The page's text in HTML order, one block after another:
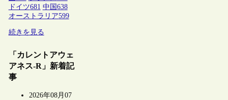
ドイツ681 中国 638
オーストラリア599
続きを見る
「カレントアウェ
アネス-R」新着記
事
2026年08月07